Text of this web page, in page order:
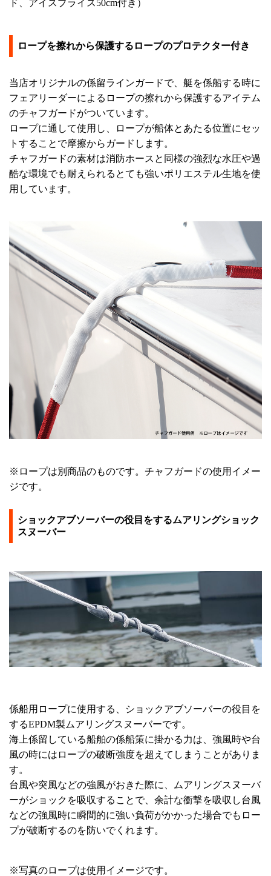
ド、アイスプライス50cm付き）
ロープを擦れから保護するロープのプロテクター付き
当店オリジナルの係留ラインガードで、艇を係船する時に
フェアリーダーによるロープの擦れから保護するアイテム
のチャフガードがついています。
ロープに通して使用し、ロープが船体とあたる位置にセッ
トすることで摩擦からガードします。
チャフガードの素材は消防ホースと同様の強烈な水圧や過
酷な環境でも耐えられるとても強いポリエステル生地を使
用しています。
※ロープは別商品のものです。チャフガードの使用イメー
ジです。
ショックアブソーバーの役目をするムアリングショック
スヌーバー
係船用ロープに使用する、ショックアブソーバーの役目を
するEPDM製ムアリングスヌーバーです。
海上係留している船舶の係船策に掛かる力は、強風時や台
風の時にはロープの破断強度を超えてしまうことがありま
す。
台風や突風などの強風がおきた際に、ムアリングスヌーバ
ーがショックを吸収することで、余計な衝撃を吸収し台風
などの強風時に瞬間的に強い負荷がかかった場合でもロー
プが破断するのを防いでくれます。
※写真のロープは使用イメージです。